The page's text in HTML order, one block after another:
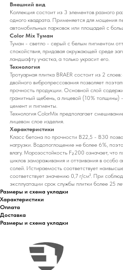
Внешний вид
Коллекция состоит из 3 элементов разного
одного квадрата. Применяется для мощения
автомобильных парковок или площадей с
Color Mix Туман
Туман - светло - серый с белым пигментом
спокойствия, придавая окружающей среде
ландшафту участка, а только украсит его.
Технология
Тротуарная плитка BRAER состоит из 2
двойного вибропрессования позволяет
прочность продукции. Основной слой
гранитный щебень, а лицевой (10% толщины)
цемент и пигменты.
Технология ColorMix предполагает
лицевом слое изделия.
Характеристики
Класс бетона по прочности B22,5 - B30
нагрузки. Водопоглощение не более 6%,
влагу. Морозостойкость F₂200 означает,
циклов замораживания и оттаивания в особо
солей. Истираемость соответствует
соответствует значению 0,7 г/см². При
эксплуатации срок службы плитки более 25
Размеры и схема укладки
Характеристики
Оплата
Доставка
Размеры и схема укладки